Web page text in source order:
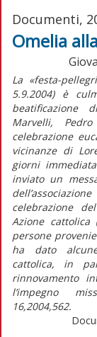
Documenti,
Omelia
La «festa-
5.9.2004) è
beatificazione
Marvelli,
celebrazione
vicinanze di
giorni
inviato un
celebrazione
Azione cattolica
persone
ha dato alcune
cattolica, in
rinnovamento
l’impegno
16,2004,562.